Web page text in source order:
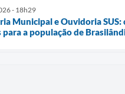
- 18h29
Municipal e Ouvidoria SUS:
a população de